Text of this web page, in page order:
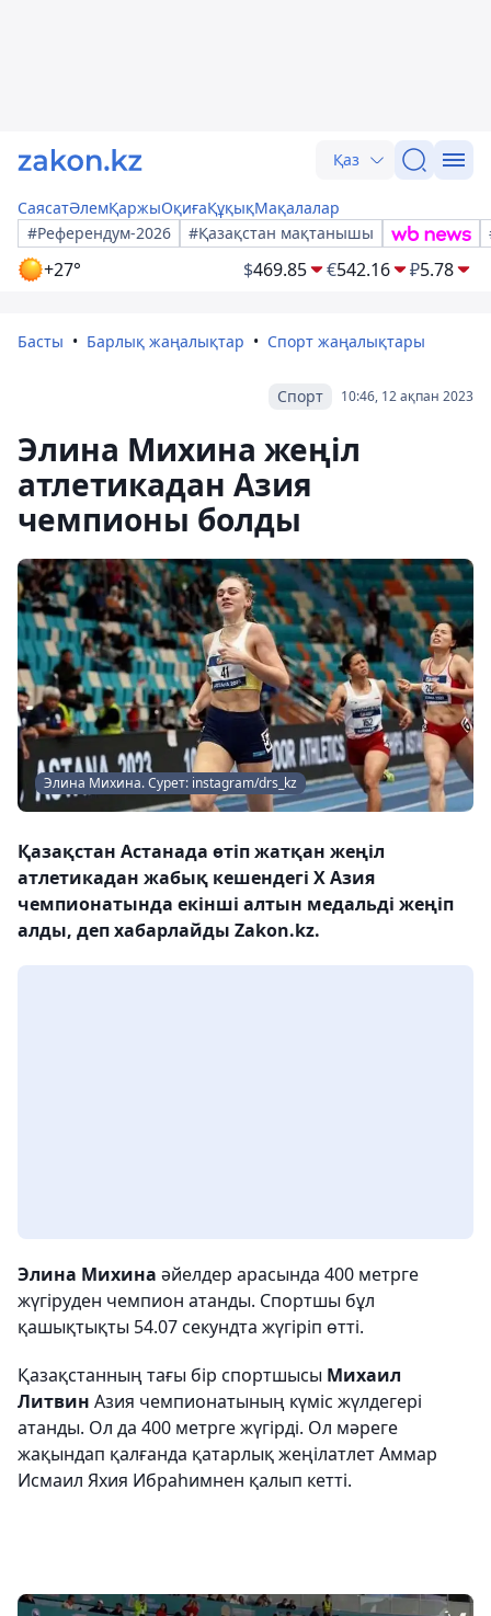
Қаз
СаясатӘлемҚаржыОқиғаҚұқықМақалалар
#Референдум-2026
#Қазақстан мақтанышы
+27° $469.85 €542.16 ₽5.78
Басты Барлық жаңалықтар Спорт жаңалықтары
10:46, 12 ақпан 2023
Спорт
Элина Михина жеңіл
атлетикадан Азия
чемпионы болды
Элина Михина. Cурет: instagram/drs_kz
Қазақстан Астанада өтіп жатқан жеңіл
атлетикадан жабық кешендегі Х Азия
чемпионатында екінші алтын медальді жеңіп
алды, деп хабарлайды Zakon.kz.
Элина Михина әйелдер арасында 400 метрге
жүгіруден чемпион атанды. Спортшы бұл
қашықтықты 54.07 секундта жүгіріп өтті.
Қазақстанның тағы бір спортшысы Михаил
Литвин Азия чемпионатының күміс жүлдегері
атанды. Ол да 400 метрге жүгірді. Ол мәреге
жақындап қалғанда қатарлық жеңілатлет Аммар
Исмаил Яхия Ибраһимнен қалып кетті.